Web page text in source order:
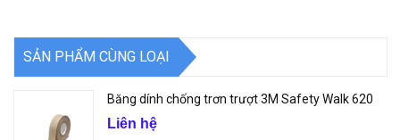
SẢN PHẨM CÙNG LOẠI
Băng dính chống trơn trượt 3M Safety Walk 620
Liên hệ